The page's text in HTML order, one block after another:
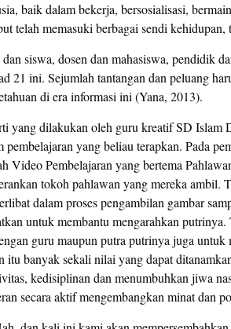
baik dalam bekerja, bersosialisasi,
telah memasuki berbagai sendi
siswa, dosen dan mahasiswa, pendidik
21 ini. Sejumlah tantangan dan peluang
di era informasi ini (Yana, 2013).
yang dilakukan oleh guru kreatif SD
pembelajaran yang beliau terapkan. Pada
Video Pembelajaran yang bertema
tokoh pahlawan yang mereka ambil.
dalam proses pengambilan gambar
untuk membantu mengarahkan
guru maupun putra putrinya juga
itu banyak sekali nilai yang dapat
kedisiplinan dan menumbuhkan jiwa
secara aktif mengembangkan minat dan